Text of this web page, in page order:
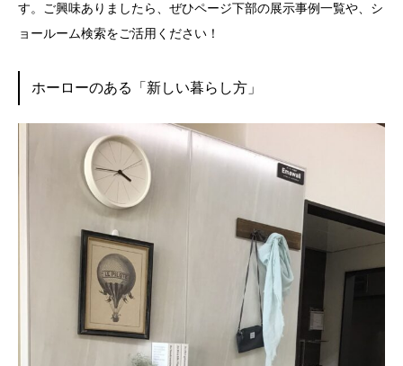
す。ご興味ありましたら、ぜひページ下部の展示事例一覧や、シ
ョールーム検索をご活用ください！
ホーローのある「新しい暮らし方」